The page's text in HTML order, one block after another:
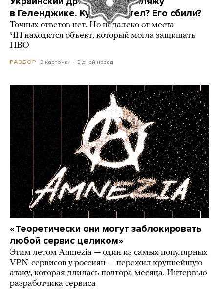
в Геленджике. Куда он летел? Его сбили?
Точных ответов нет. Но недалеко от места
ЧП находится объект, который могла защищать
ПВО
РАЗБОР 3 карточки 5 дней назад
«Теоретически они могут заблокировать
любой сервис целиком»
Этим летом Amnezia — один из самых популярных
VPN-сервисов у россиян — пережил крупнейшую
атаку, которая длилась полтора месяца. Интервью
разработчика сервиса